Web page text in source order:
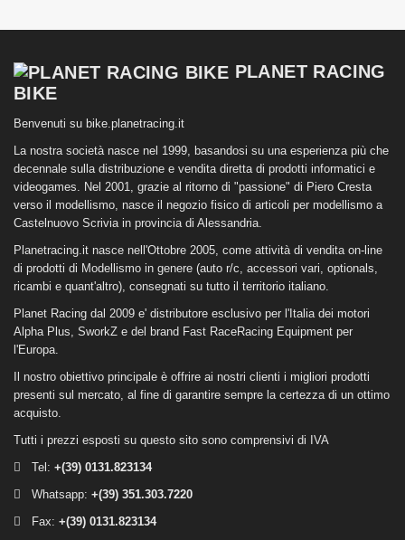
PLANET RACING
BIKE
Benvenuti su bike.planetracing.it
La nostra società nasce nel 1999, basandosi su una esperienza più che
decennale sulla distribuzione e vendita diretta di prodotti informatici e
videogames. Nel 2001, grazie al ritorno di "passione" di Piero Cresta
verso il modellismo, nasce il negozio fisico di articoli per modellismo a
Castelnuovo Scrivia in provincia di Alessandria.
Planetracing.it nasce nell'Ottobre 2005, come attività di vendita on-line
di prodotti di Modellismo in genere (auto r/c, accessori vari, optionals,
ricambi e quant'altro), consegnati su tutto il territorio italiano.
Planet Racing dal 2009 e' distributore esclusivo per l'Italia dei motori
Alpha Plus, SworkZ e del brand Fast RaceRacing Equipment per
l'Europa.
Il nostro obiettivo principale è offrire ai nostri clienti i migliori prodotti
presenti sul mercato, al fine di garantire sempre la certezza di un ottimo
acquisto.
Tutti i prezzi esposti su questo sito sono comprensivi di IVA
Tel: +(39) 0131.823134
Whatsapp: +(39) 351.303.7220
Fax: +(39) 0131.823134